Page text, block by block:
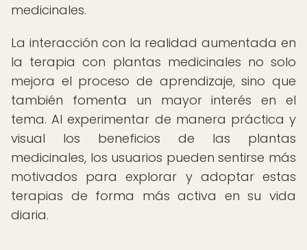
medicinales.
La interacción con la realidad aumentada en
la terapia con plantas medicinales no solo
mejora el proceso de aprendizaje, sino que
también fomenta un mayor interés en el
tema. Al experimentar de manera práctica y
visual los beneficios de las plantas
medicinales, los usuarios pueden sentirse más
motivados para explorar y adoptar estas
terapias de forma más activa en su vida
diaria.